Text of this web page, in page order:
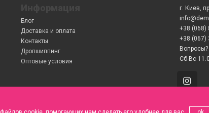
Блог
Доставка и оплата
Контакты
Дропшиппинг
Оптовые условия
г. Киев,
+38 (068)
+38 (067)
Сб-Вс